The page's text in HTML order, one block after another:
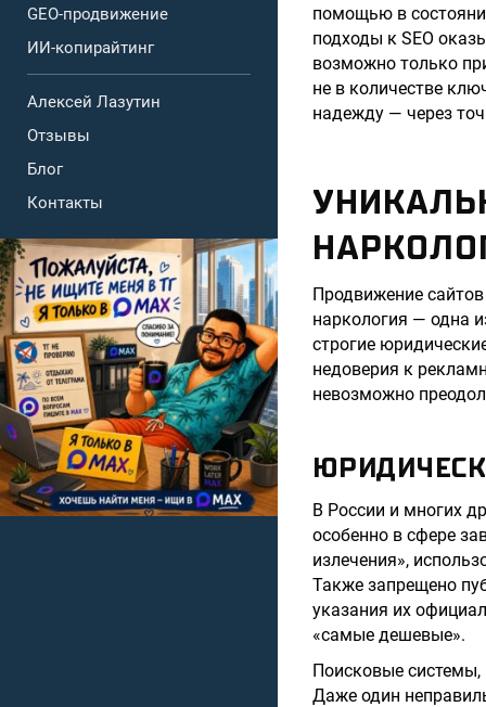
GEO-продвижение
ИИ-копирайтинг
Алексей Лазутин
Отзывы
Блог
Контакты
помощью в
подходы к SEO
возможно только
не в количестве
надежду — через
Продвижение
наркология — одна
строгие
недоверия к
невозможно
В России и многих
особенно в сфере
излечения»,
Также запрещено
указания их
«самые дешевые».
Поисковые
Даже один